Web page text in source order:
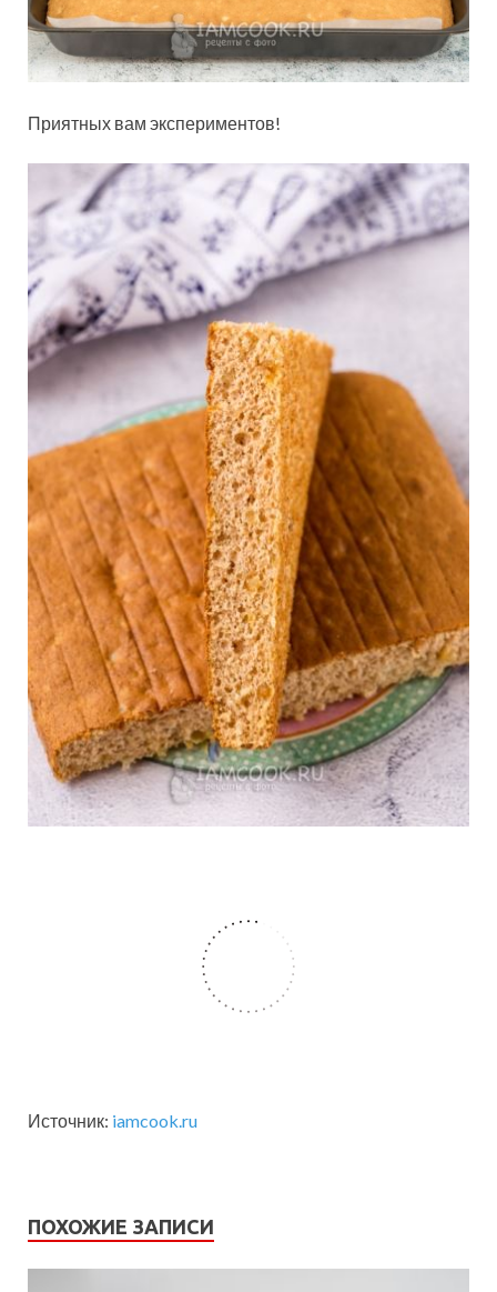
Приятных вам экспериментов!
Источник: iamcook.ru
ПОХОЖИЕ ЗАПИСИ